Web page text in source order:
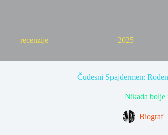
recenzije 2025
Čudesni Spajdermen:
Nikada bolje
Biograf